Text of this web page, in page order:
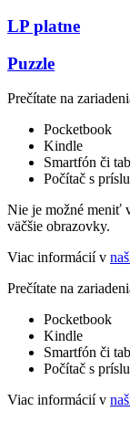
LP platne
Puzzle
Prečítate na
Pocketbook
Kindle
Smartfón či
Počítač s
Nie je možné meniť
väčšie obrazovky.
Viac informácií v
Prečítate na
Pocketbook
Kindle
Smartfón či
Počítač s
Viac informácií v